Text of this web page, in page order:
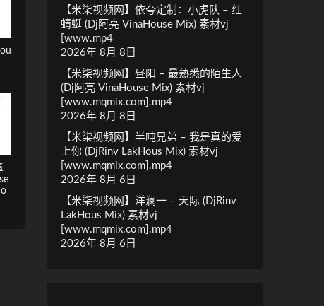
【米柒视频网】依夸定制：小虎队 – 红
蜻蜓 (Dj阿亮 VinaHouse Mix) 素材vj
[www.mp4
2026年 8月 8日
【米柒视频网】昼阳 – 最熟悉的陌生人
(Dj阿亮 VinaHouse Mix) 素材vj
[www.mqmix.com].mp4
2026年 8月 8日
【米柒视频网】半吨兄弟 – 我是真的爱
上你 (DjRinv LakHous Mix) 素材vj
[www.mqmix.com].mp4
2026年 8月 6日
【米柒视频网】洋澜一 – 天际 (DjRinv
LakHous Mix) 素材vj
[www.mqmix.com].mp4
2026年 8月 6日